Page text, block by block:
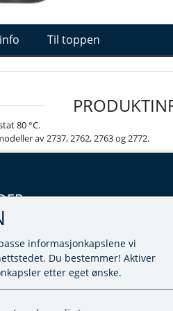
Til toppen
80 °C.
av 2737, 2762, 2763 og 2772.
COOKIES
informasjonkapslene vi
Du bestemmer! Aktiver
etter eget ønske.